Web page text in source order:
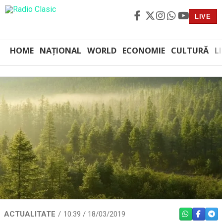
LIVE
HOME NAȚIONAL WORLD ECONOMIE CULTURĂ
ACTUALITATE 10:39 / 18/03/2019 WHATSAPP